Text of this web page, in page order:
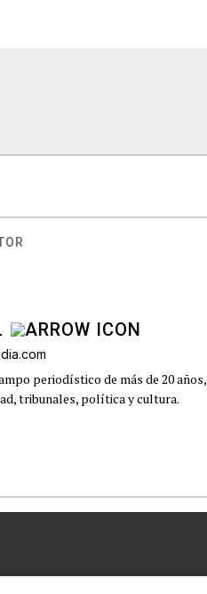
periodístico de más de 20 años,
tribunales, política y cultura.